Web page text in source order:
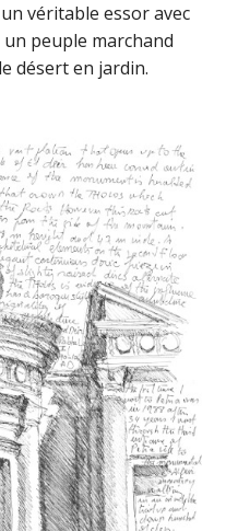
véritable essor avec
peuple marchand
désert en jardin.